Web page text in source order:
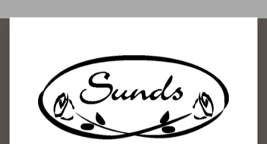
Sundin Puutarhakeskus
Avoinna